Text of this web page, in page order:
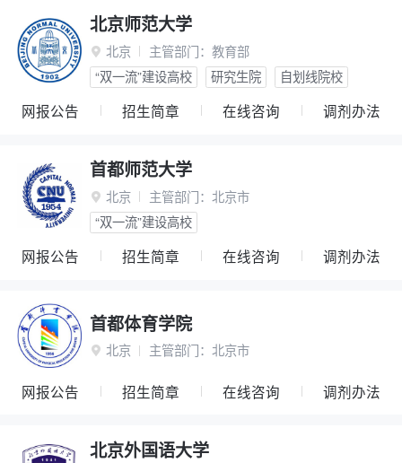
北京师范大学
 北京 主管部门： 教育部
“双一流”建设高校
研究生院 自划线院校
网报公告 招生简章 在线咨询 调剂办法
首都师范大学
 北京 主管部门： 北京市
“双一流”建设高校
网报公告 招生简章 在线咨询 调剂办法
首都体育学院
 北京 主管部门： 北京市
网报公告 招生简章 在线咨询 调剂办法
北京外国语大学